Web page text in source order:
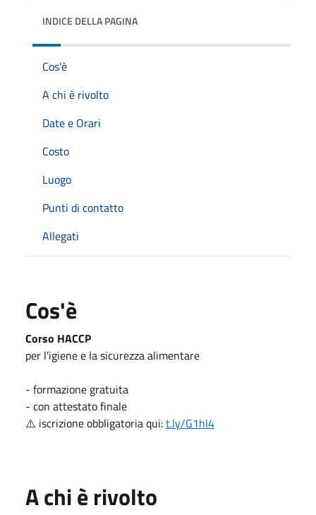
INDICE DELLA PAGINA
Cos'è
A chi è rivolto
Date e Orari
Costo
Luogo
Punti di contatto
Allegati
Cos'è
Corso HACCP
per l’igiene e la sicurezza alimentare
- formazione gratuita
- con attestato finale
⚠️ iscrizione obbligatoria qui:t.ly/G1hI4
A chi è rivolto